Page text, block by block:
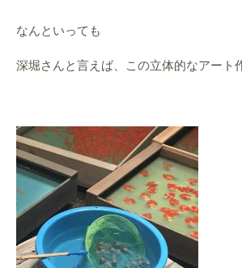
なんといっても
深堀さんと言えば、この立体的なアート